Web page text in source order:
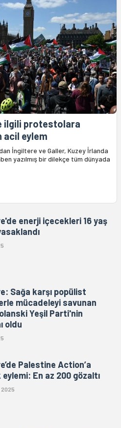
ilgili protestolara
acil eylem
İngiltere ve Galler, Kuzey İrlanda
yazılmış bir dilekçe tüm dünyada
enerji içecekleri 16 yaş
Sağa karşı popülist
mücadeleyi savunan
Yeşil Parti'nin
oldu
Palestine Action’a
En az 200 gözaltı